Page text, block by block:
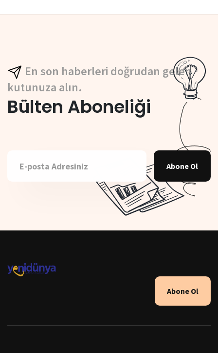
En son haberleri doğrudan gelen
kutunuza alın.
Bülten Aboneliği
Abone Ol
Abone Ol